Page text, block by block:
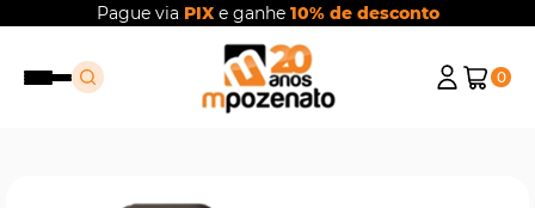
Pague via PIXe ganhe 10% de desconto
0